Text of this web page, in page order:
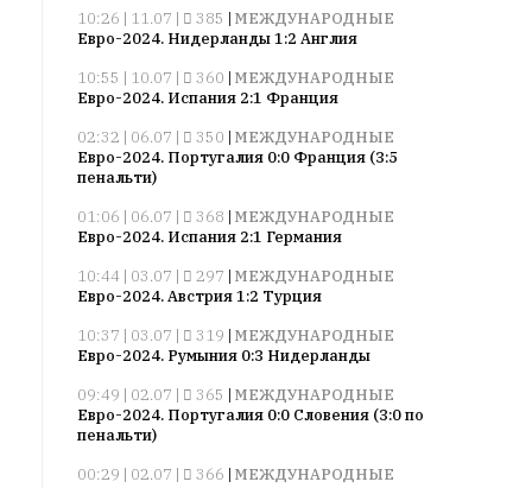
Мнение
редакции
является
условием
Противоположные
мнения
публикуются,
восторга.
Главный
10:26 | 11.07 |
385 | МЕЖДУНАРОДНЫЕ
Евро-2024. Нидерланды 1:2 Англия
10:55 | 10.07 |
360 | МЕЖДУНАРОДНЫЕ
Евро-2024. Испания 2:1 Франция
02:32 | 06.07 |
350 | МЕЖДУНАРОДНЫЕ
Евро-2024. Португалия 0:0 Франция (3:5
пенальти)
01:06 | 06.07 |
368 | МЕЖДУНАРОДНЫЕ
Евро-2024. Испания 2:1 Германия
10:44 | 03.07 |
297 | МЕЖДУНАРОДНЫЕ
Евро-2024. Австрия 1:2 Турция
10:37 | 03.07 |
319 | МЕЖДУНАРОДНЫЕ
Евро-2024. Румыния 0:3 Нидерланды
09:49 | 02.07 |
365 | МЕЖДУНАРОДНЫЕ
Евро-2024. Португалия 0:0 Словения (3:0 по
пенальти)
00:29 | 02.07 |
366 | МЕЖДУНАРОДНЫЕ